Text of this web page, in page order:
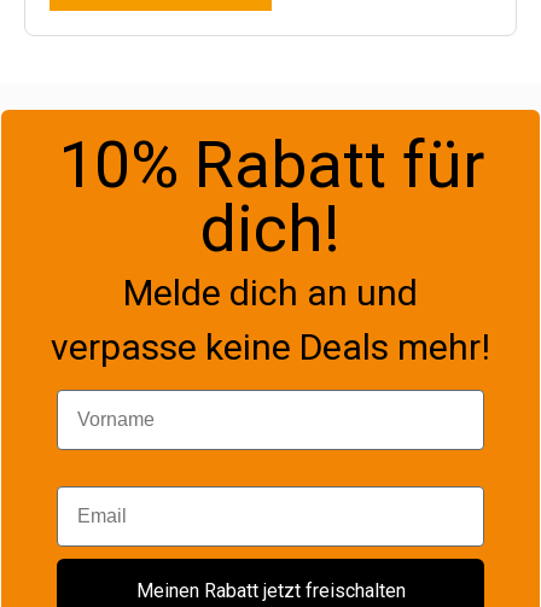
10% Rabatt für
dich!
Melde dich an und
verpasse keine Deals mehr!
Vorname
Email
Meinen Rabatt jetzt freischalten